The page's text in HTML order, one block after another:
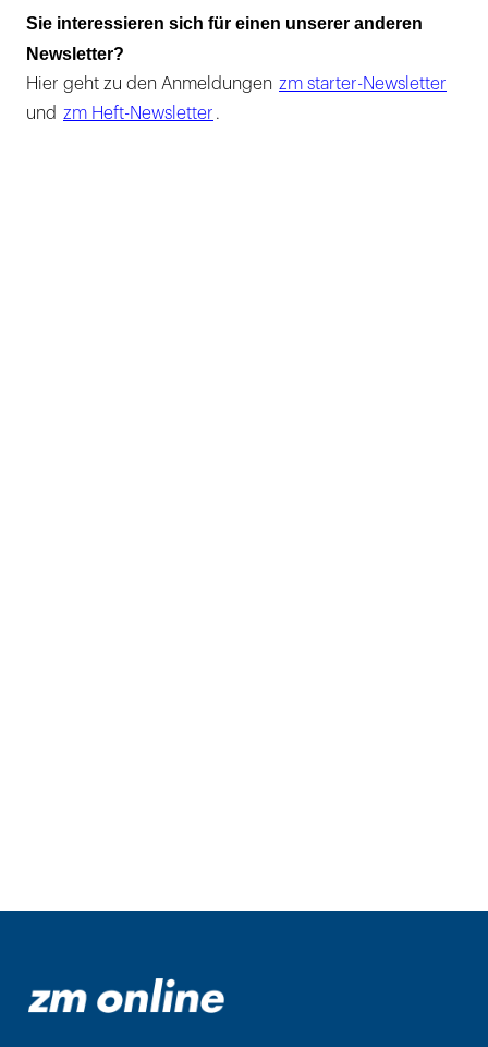
Sie interessieren sich für einen unserer anderen
Newsletter?
Hier geht zu den Anmeldungen zm starter-Newsletter
und zm Heft-Newsletter .